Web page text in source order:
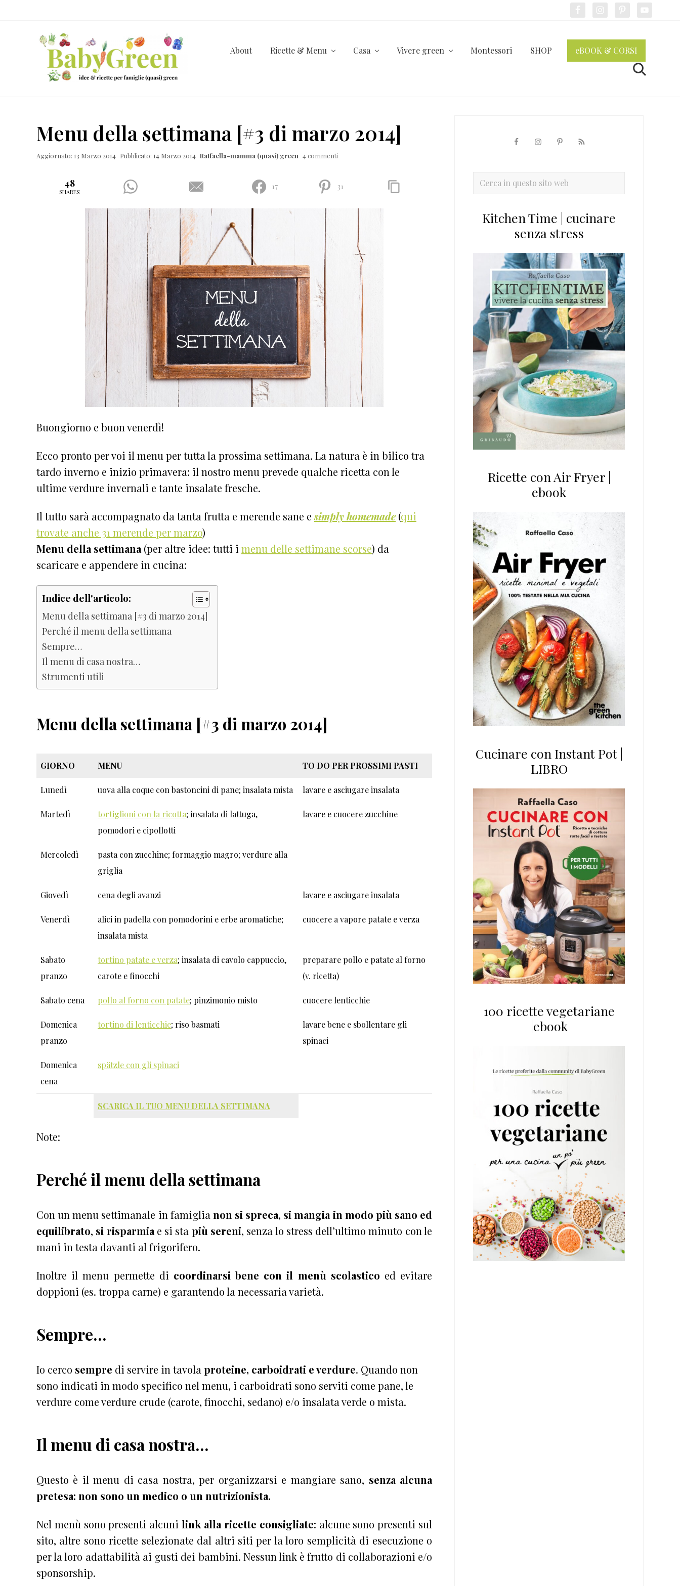
ricette
per
About Ricette & Menu Casa Vivere green Montessori SHOP eBOOK & CORSI
Cerca
Menu della settimana [#3 di marzo 2014]
Aggiornato: 13 Marzo 2014 Pubblicato: 14 Marzo 2014 Raffaella-mamma (quasi) green 4 commenti
48
SHARES
17 31
Buongiorno e buon venerdì!
Ecco pronto per voi il menu per tutta la prossima settimana. La natura è in bilico tra
tardo inverno e inizio primavera: il nostro menu prevede qualche ricetta con le
ultime verdure invernali e tante insalate fresche.
Il tutto sarà accompagnato da tanta frutta e merende sane esimply homemade(qui
trovate anche 31 merende per marzo)
Menu della settimana (per altre idee: tutti i menu delle settimane scorse) da
scaricare e appendere in cucina:
Indice dell'articolo:
Menu della settimana [#3 di marzo 2014]
Perché il menu della settimana
Sempre…
Il menu di casa nostra…
Strumenti utili
Menu della settimana [#3 di marzo 2014]
GIORNO MENU TO DO PER PROSSIMI PASTI
Lunedì uova alla coque con bastoncini di pane; insalata mista lavare e asciugare insalata
Martedì tortiglioni con la ricotta; insalata di lattuga,
pomodori e cipollotti
lavare e cuocere zucchine
Mercoledì
pasta con zucchine; formaggio magro; verdure alla
griglia
Giovedì cena degli avanzi lavare e asciugare insalata
Venerdì
alici in padella con pomodorini e erbe aromatiche;
insalata mista
cuocere a vapore patate e verza
Sabato
pranzo
tortino patate e verza; insalata di cavolo cappuccio,
carote e finocchi
preparare pollo e patate al forno
(v. ricetta)
Sabato cena pollo al forno con patate; pinzimonio misto cuocere lenticchie
Domenica
pranzo
tortino di lenticchie; riso basmati
lavare bene e sbollentare gli
spinaci
Domenica
cena
spätzle con gli spinaci
SCARICA IL TUO MENU DELLA SETTIMANA
Note:
Perché il menu della settimana
Con un menu settimanale in famiglia non si spreca, si mangia in modo più sano ed
equilibrato, si risparmia e si sta più sereni, senza lo stress dell’ultimo minuto con le
mani in testa davanti al frigorifero.
Inoltre il menu permette di coordinarsi bene con il menù scolastico ed evitare
doppioni (es. troppa carne) e garantendo la necessaria varietà.
Sempre…
Io cerco sempre di servire in tavola proteine, carboidrati e verdure. Quando non
sono indicati in modo specifico nel menu, i carboidrati sono serviti come pane, le
verdure come verdure crude (carote, finocchi, sedano) e/o insalata verde o mista.
Il menu di casa nostra…
Questo è il menu di casa nostra, per organizzarsi e mangiare sano, senza alcuna
pretesa: non sono un medico o un nutrizionista.
Nel menù sono presenti alcunilink alla ricette consigliate: alcune sono presenti sul
sito, altre sono ricette selezionate dal altri siti per la loro semplicità di esecuzione o
per la loro adattabilità ai gusti dei bambini. Nessun link è frutto di collaborazioni e/o
sponsorship.
primaria
Cerca
sitoKitchen Time | cucinare
senza stress
Ricette con Air Fryer |
ebook
Cucinare con Instant Pot |
LIBRO
100 ricette vegetariane
|ebook